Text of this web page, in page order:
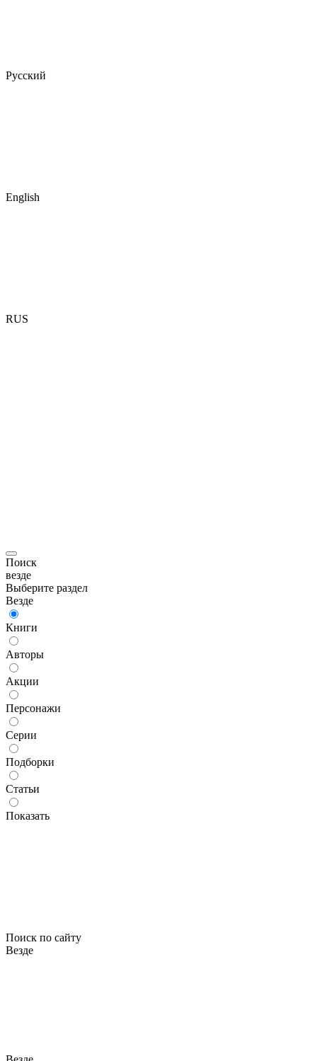
Русский
English
RUS
Поиск
везде
Выберите раздел
Везде
Книги
Авторы
Акции
Персонажи
Серии
Подборки
Статьи
Показать
Поиск по сайту
Везде